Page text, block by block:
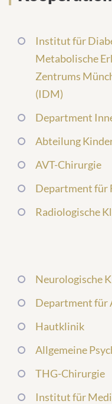
Institut für
Metabolische
Zentrums
(IDM)
Department
Abteilung
AVT-Chirurgie
Department für
Radiologische
Neurologische
Department für
Hautklinik
Allgemeine
THG-Chirurgie
Institut für